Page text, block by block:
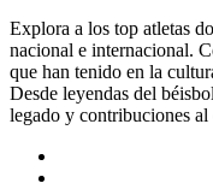
Explora a los top atletas
nacional e internacional.
que han tenido en la
Desde leyendas del
legado y contribuciones